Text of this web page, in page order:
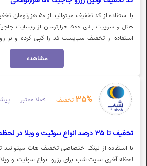
با استفاده از کد تخفیف
هتل و سوییت بالای 500 هزارتومان از
استفاده از تخفیف میبایست کد را کپی کرده و بر
مشاهده
35%تخفیف فعلا معتبر
تخفیف تا 35 درصد انواع سوئیت و ویلا در لحظه آخری سایت شب
لحظه آخری سایت شب برای رزرو انواع سوئیت و ویلا